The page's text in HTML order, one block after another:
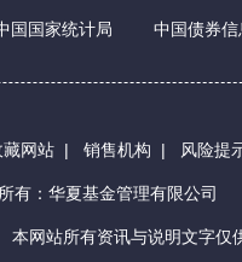
国国家统计局 中国债券信
藏网站 | 销售机构 | 风险提
有：华夏基金管理有限公司
本网站所有资讯与说明文字仅